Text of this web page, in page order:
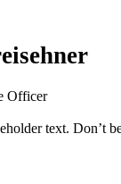
Officer
text. Don’t